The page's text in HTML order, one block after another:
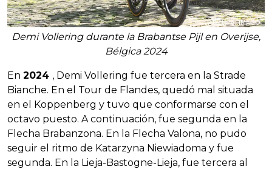
Demi Vollering durante la Brabantse Pijl en Overijse,
Bélgica 2024
En 2024 , Demi Vollering fue tercera en la Strade
Bianche. En el Tour de Flandes, quedó mal situada
en el Koppenberg y tuvo que conformarse con el
octavo puesto. A continuación, fue segunda en la
Flecha Brabanzona. En la Flecha Valona, no pudo
seguir el ritmo de Katarzyna Niewiadoma y fue
segunda. En la Lieja-Bastogne-Lieja, fue tercera al